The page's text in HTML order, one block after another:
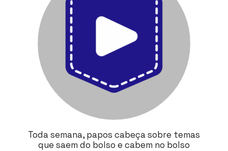
Toda semana, papos cabeça sobre temas
que saem do bolso e cabem no bolso